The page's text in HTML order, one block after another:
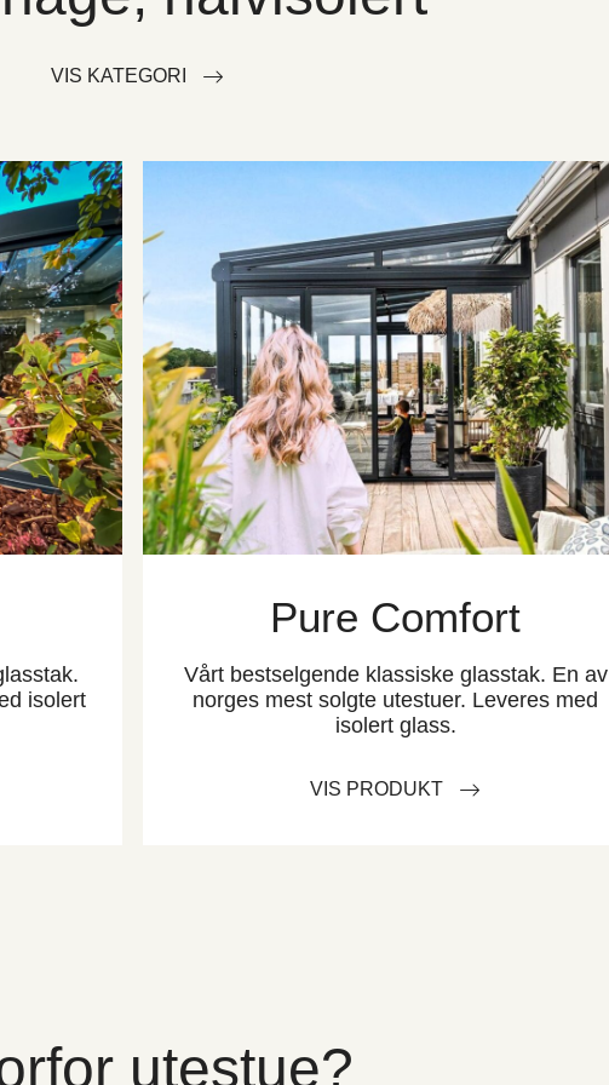
VIS KATEGORI
isolert
Pure Comfort
Vårt bestselgende klassiske glasstak. En av
norges mest solgte utestuer. Leveres med
isolert glass.
VIS PRODUKT
utestue?